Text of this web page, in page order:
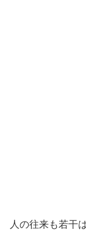
人の往来も若干